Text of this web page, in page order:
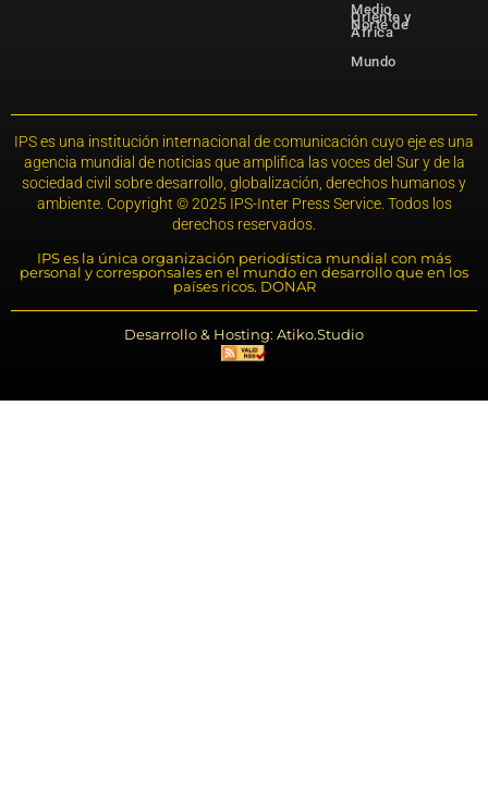
Medio
Oriente y
Norte de
África
Mundo
IPS es una institución internacional de comunicación cuyo eje es una
agencia mundial de noticias que amplifica las voces del Sur y de la
sociedad civil sobre desarrollo, globalización, derechos humanos y
ambiente. Copyright © 2025 IPS-Inter Press Service. Todos los
derechos reservados.
IPS es la única organización periodística mundial con más
personal y corresponsales en el mundo en desarrollo que en los
países ricos. DONAR
Desarrollo & Hosting: Atiko.Studio